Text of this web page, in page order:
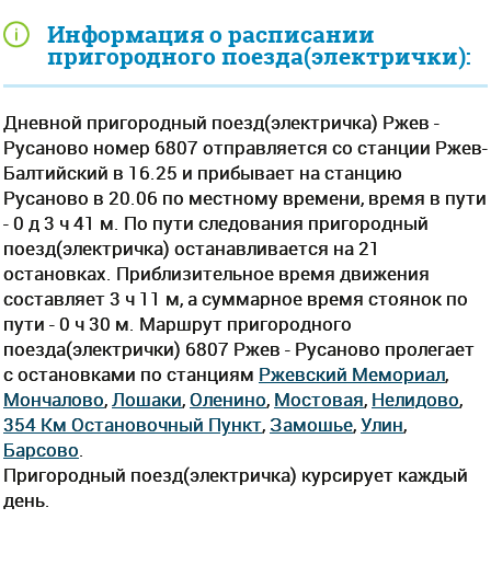
Информация о расписании
пригородного поезда(электрички):
Дневной пригородный поезд(электричка) Ржев -
Русаново номер 6807 отправляется со станции Ржев-
Балтийский в 16.25 и прибывает на станцию
Русаново в 20.06 по местному времени, время в пути
- 0 д 3 ч 41 м. По пути следования пригородный
поезд(электричка) останавливается на 21
остановках. Приблизительное время движения
составляет 3 ч 11 м, а суммарное время стоянок по
пути - 0 ч 30 м. Маршрут пригородного
поезда(электрички) 6807 Ржев - Русаново пролегает
c остановками по станциям Ржевский Мемориал,
Мончалово, Лошаки,Оленино, Мостовая, Нелидово,
354 Км Остановочный Пункт, Замошье,Улин,
Барсово
Пригородный поезд(электричка) курсирует каждый
день.